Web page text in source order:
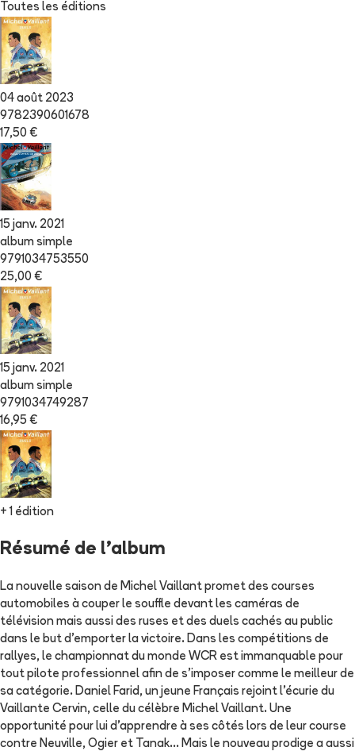
Toutes les éditions
04 août 2023
9782390601678
17,50 €
15 janv. 2021
album simple
9791034753550
25,00 €
15 janv. 2021
album simple
9791034749287
16,95 €
+ 1 édition
Résumé de l'album
La nouvelle saison de Michel Vaillant promet des courses
automobiles à couper le souffle devant les caméras de
télévision mais aussi des ruses et des duels cachés au public
dans le but d'emporter la victoire. Dans les compétitions de
rallyes, le championnat du monde WCR est immanquable pour
tout pilote professionnel afin de s'imposer comme le meilleur de
sa catégorie. Daniel Farid, un jeune Français rejoint l'écurie du
Vaillante Cervin, celle du célèbre Michel Vaillant. Une
opportunité pour lui d'apprendre à ses côtés lors de leur course
contre Neuville, Ogier et Tanak... Mais le nouveau prodige a aussi